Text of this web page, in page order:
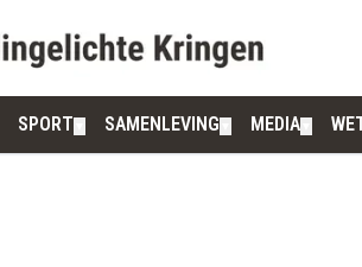
SPORT SAMENLEVING MEDIA